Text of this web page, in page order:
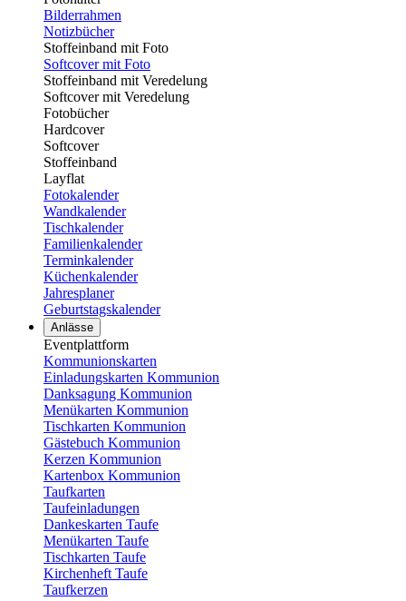
Bilderrahmen
Notizbücher
Stoffeinband mit Foto
Softcover mit Foto
Stoffeinband mit Veredelung
Softcover mit Veredelung
Fotobücher
Hardcover
Softcover
Stoffeinband
Layflat
Fotokalender
Wandkalender
Tischkalender
Familienkalender
Terminkalender
Küchenkalender
Jahresplaner
Geburtstagskalender
Anlässe
Eventplattform
Kommunionskarten
Einladungskarten Kommunion
Danksagung Kommunion
Menükarten Kommunion
Tischkarten Kommunion
Gästebuch Kommunion
Kerzen Kommunion
Kartenbox Kommunion
Taufkarten
Taufeinladungen
Dankeskarten Taufe
Menükarten Taufe
Tischkarten Taufe
Kirchenheft Taufe
Taufkerzen